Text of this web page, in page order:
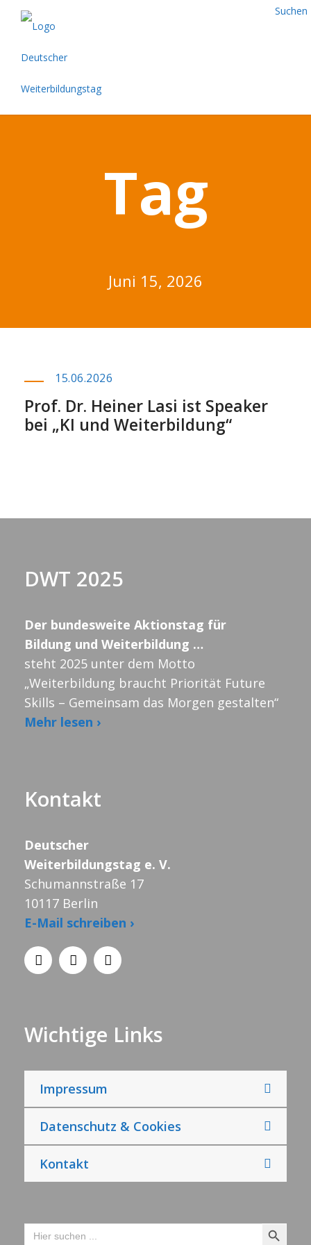
Suchen
Tag
Juni 15, 2026
15.06.2026
Prof. Dr. Heiner Lasi ist Speaker
bei „KI und Weiterbildung“
DWT 2025
Der bundesweite Aktionstag für
Bildung und Weiterbildung …
steht 2025 unter dem Motto
„Weiterbildung braucht Priorität Future
Skills – Gemeinsam das Morgen gestalten“
Mehr lesen ›
Kontakt
Deutscher
Weiterbildungstag e. V.
Schumannstraße 17
10117 Berlin
E-Mail schreiben ›
Wichtige Links
Impressum
Datenschutz & Cookies
Kontakt
Search
for:
Search Button